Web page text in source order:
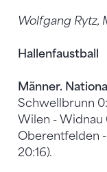
Wolfgang Rytz,
Hallenfaustball
Männer.
Schwellbrunn
Wilen - Widnau
Oberentfelden -
20:16).